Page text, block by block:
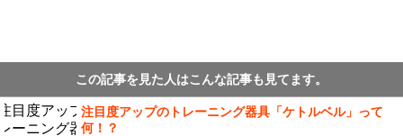
この記事を見た人はこんな記事も見てます。
注目度アップのトレーニング器具「ケトルベル」って
何！？